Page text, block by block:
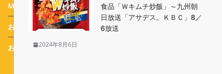
Message(44)
おすすめ 冷凍食品(114)
おまけ (77)
食品「Ｗキムチ炒飯」～九州朝
日放送「アサデス。ＫＢＣ」8／
6放送
2024年8月6日